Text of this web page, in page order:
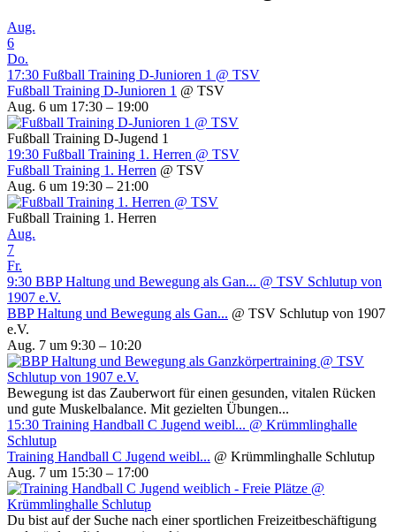
Aug.
6
Do.
17:30 Fußball Training D-Junioren 1 @ TSV
Fußball Training D-Junioren 1 @ TSV
Aug. 6 um 17:30 – 19:00
Fußball Training D-Jugend 1
19:30 Fußball Training 1. Herren @ TSV
Fußball Training 1. Herren @ TSV
Aug. 6 um 19:30 – 21:00
Fußball Training 1. Herren
Aug.
7
Fr.
9:30 BBP Haltung und Bewegung als Gan... @ TSV Schlutup von
1907 e.V.
BBP Haltung und Bewegung als Gan... @ TSV Schlutup von 1907
e.V.
Aug. 7 um 9:30 – 10:20
Bewegung ist das Zauberwort für einen gesunden, vitalen Rücken
und gute Muskelbalance. Mit gezielten Übungen...
15:30 Training Handball C Jugend weibl... @ Krümmlinghalle
Schlutup
Training Handball C Jugend weibl... @ Krümmlinghalle Schlutup
Aug. 7 um 15:30 – 17:00
Du bist auf der Suche nach einer sportlichen Freizeitbeschäftigung